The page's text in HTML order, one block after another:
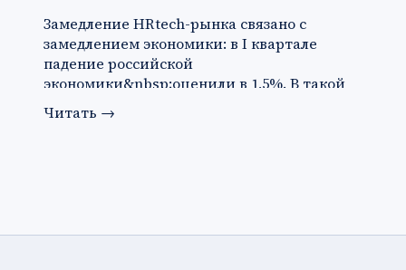
Замедление HRtech-рынка связано с
замедлением экономики: в I квартале
падение российской
экономики&nbsp;оценили в 1,5%. В такой
ситуации ко…
Читать →